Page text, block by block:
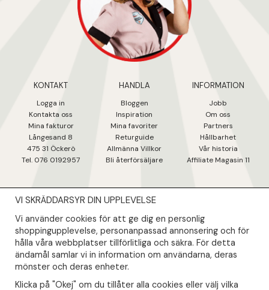
KONTAKT
Logga in
Kontakta oss
Mina fakturor
Långesand 8
475 31 Öckerö
Tel. 076 0192957
HANDLA
Bloggen
Inspiration
Mina favoriter
Returguide
Allmänna Villkor
Bli återförsäljare
INFORMATION
Jobb
Om oss
Partners
Hållbarhet
Vår historia
Affiliate Magasin 11
NYHETSBREV
Såklart skall du ta del av våra bästa erbjudanden & nyheter!
Din mail kommer endast användas till våra nyhetsbrev.
VI SKRÄDDARSYR DIN UPPLEVELSE
Vi använder cookies för att ge dig en personlig
shoppingupplevelse, personanpassad annonsering och för
hålla våra webbplatser tillförlitliga och säkra. För detta
ändamål samlar vi in information om användarna, deras
mönster och deras enheter.
Klicka på "Okej" om du tillåter alla cookies eller välj vilka